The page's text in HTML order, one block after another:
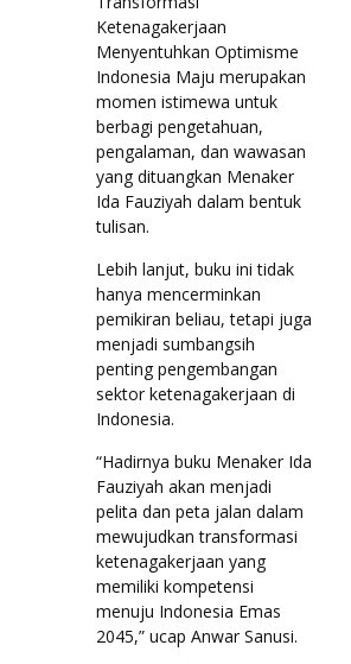
Ketenagakerjaan
Menyentuhkan Optimisme
Indonesia Maju merupakan
momen istimewa untuk
berbagi pengetahuan,
pengalaman, dan wawasan
yang dituangkan Menaker
Ida Fauziyah dalam bentuk
tulisan.
Lebih lanjut, buku ini tidak
hanya mencerminkan
pemikiran beliau, tetapi juga
menjadi sumbangsih
penting pengembangan
sektor ketenagakerjaan di
Indonesia.
“Hadirnya buku Menaker Ida
Fauziyah akan menjadi
pelita dan peta jalan dalam
mewujudkan transformasi
ketenagakerjaan yang
memiliki kompetensi
menuju Indonesia Emas
2045,” ucap Anwar Sanusi.